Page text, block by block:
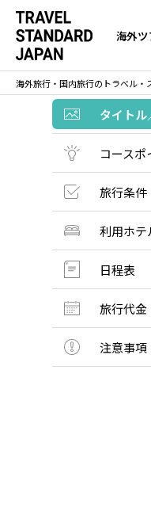
海外
海外旅行・国内旅行のトラベル・
タイトル
コースポ
旅行条件
利用ホテ
日程表
旅行代金
注意事項